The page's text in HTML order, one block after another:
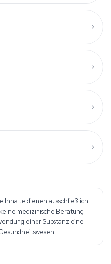
Inhalte dienen ausschließlich
medizinische Beratung
einer Substanz eine